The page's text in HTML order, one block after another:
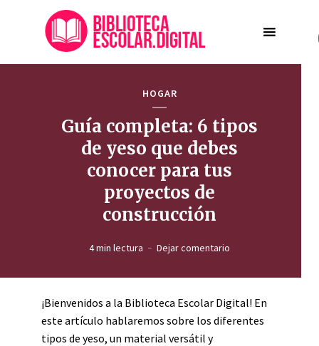
HOGAR
Guía completa: 6 tipos
de yeso que debes
conocer para tus
proyectos de
construcción
4 min lectura Dejar comentario
¡Bienvenidos a la Biblioteca Escolar Digital! En
este artículo hablaremos sobre los diferentes
tipos de yeso, un material versátil y